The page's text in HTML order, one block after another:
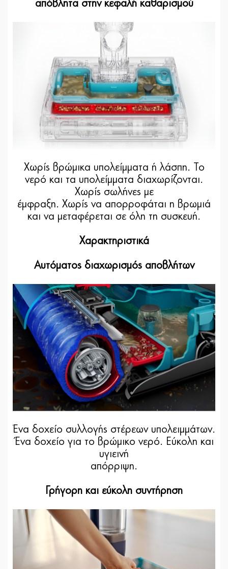
απόβλητα στην κεφαλή καθαρισμού
Χωρίς βρώμικα υπολείμματα ή λάσπη. Το
νερό και τα υπολείμματα διαχωρίζονται.
Χωρίς σωλήνες με
έμφραξη. Χωρίς να απορροφάται η βρωμιά
και να μεταφέρεται σε όλη τη συσκευή.
Χαρακτηριστικά
Αυτόματος διαχωρισμός αποβλήτων
Ένα δοχείο συλλογής στέρεων υπολειμμάτων.
Ένα δοχείο για το βρώμικο νερό. Εύκολη και
υγιεινή
απόρριψη.
Γρήγορη και εύκολη συντήρηση